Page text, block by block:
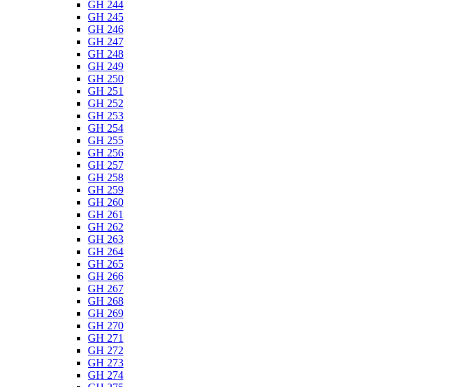
GH 244
GH 245
GH 246
GH 247
GH 248
GH 249
GH 250
GH 251
GH 252
GH 253
GH 254
GH 255
GH 256
GH 257
GH 258
GH 259
GH 260
GH 261
GH 262
GH 263
GH 264
GH 265
GH 266
GH 267
GH 268
GH 269
GH 270
GH 271
GH 272
GH 273
GH 274